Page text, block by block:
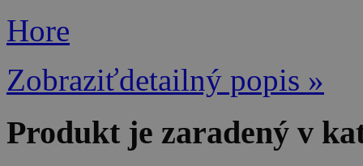
Hore
Zobraziťdetailný popis »
Produkt je zaradený v